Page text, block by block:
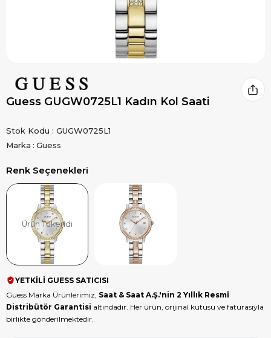
Guess GUGW0725L1 Kadın Kol Saati
Stok Kodu
GUGW0725L1
Marka : Guess
Renk Seçenekleri
Ürün Tükendi
YETKİLİ GUESS SATICISI
Guess Marka Ürünlerimiz, Saat & Saat A.Ş.'nin 2 Yıllık Resmî
Distribütör Garantisi altındadır. Her ürün, orijinal kutusu ve faturasıyla
birlikte gönderilmektedir.